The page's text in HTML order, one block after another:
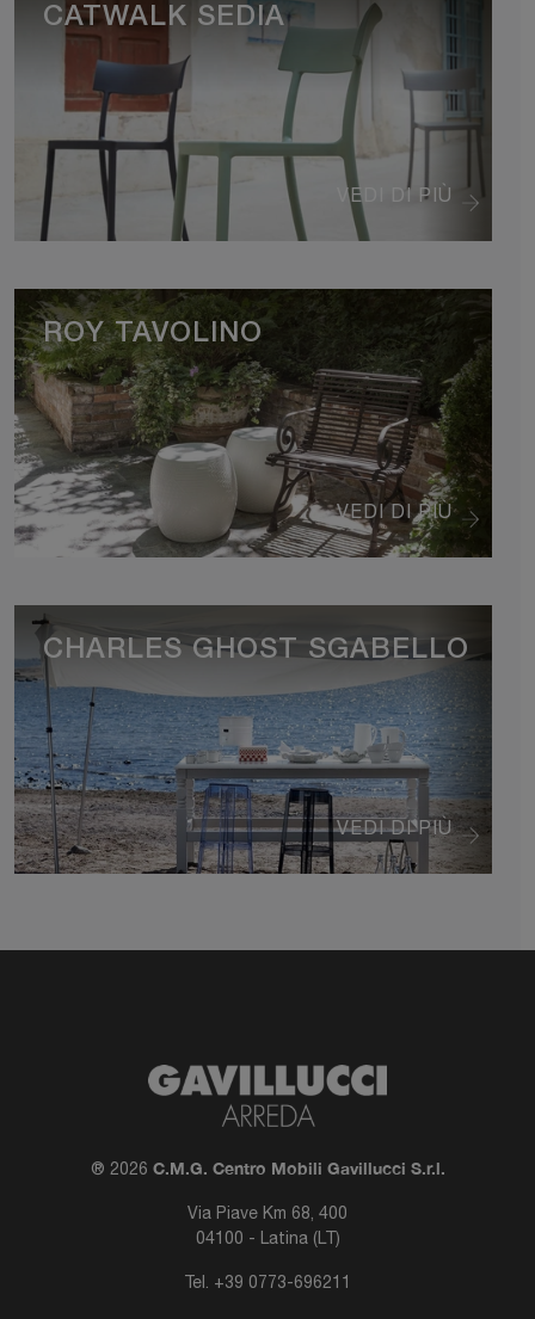
VEDI DI PIÙ
CATWALK SEDIA
VEDI DI PIÙ
ROY TAVOLINO
VEDI DI PIÙ
CHARLES GHOST SGABELLO
® 2026 C.M.G. Centro Mobili Gavillucci S.r.l.
Via Piave Km 68, 400
04100 - Latina (LT)
Tel. +39 0773-696211